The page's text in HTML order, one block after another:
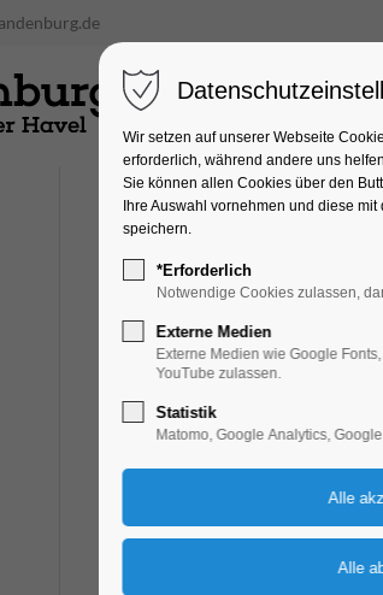
Schiffrundfahrt
25.06.2025, 14:00–16:00
Wir setzen auf unserer Webseite
erforderlich, während andere uns
Sie können allen Cookies über den
Ihre Auswahl vornehmen und diese
speichern.
*Erforderlich
Notwendige Cookies zulassen,
Externe Medien
Externe Medien wie Google
YouTube zulassen.
Statistik
Matomo, Google Analytics,